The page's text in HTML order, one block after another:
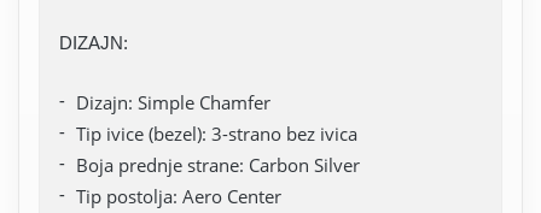
DIZAJN:
Dizajn: Simple Chamfer
Tip ivice (bezel): 3-strano bez ivica
Boja prednje strane: Carbon Silver
Tip postolja: Aero Center